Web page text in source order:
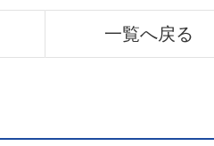
一覧へ戻る